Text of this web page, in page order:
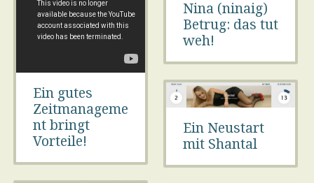
Nina (ninaig)
Betrug: das tut
weh!
Ein gutes
Zeitmanageme
nt bringt
Vorteile!
Ein Neustart
mit Shantal